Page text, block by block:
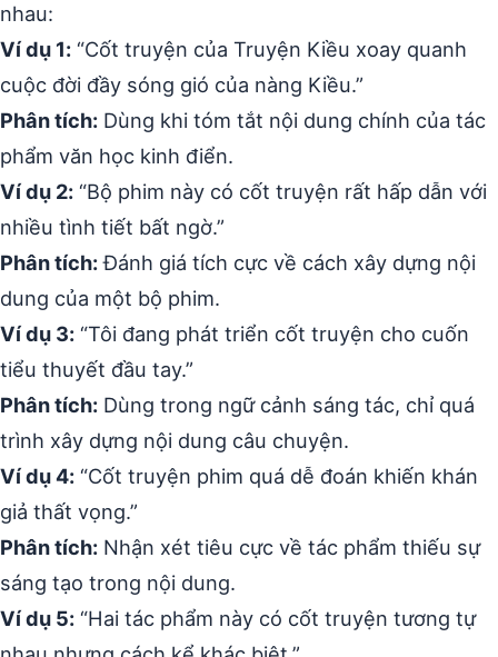
nhau:
Ví dụ 1: “Cốt truyện của Truyện Kiều xoay quanh
cuộc đời đầy sóng gió của nàng Kiều.”
Phân tích: Dùng khi tóm tắt nội dung chính của tác
phẩm văn học kinh điển.
Ví dụ 2: “Bộ phim này có cốt truyện rất hấp dẫn với
nhiều tình tiết bất ngờ.”
Phân tích:Đánh giá tích cực về cách xây dựng nội
dung của một bộ phim.
Ví dụ 3: “Tôi đang phát triển cốt truyện cho cuốn
tiểu thuyết đầu tay.”
Phân tích: Dùng trong ngữ cảnh sáng tác, chỉ quá
trình xây dựng nội dung câu chuyện.
Ví dụ 4: “Cốt truyện phim quá dễ đoán khiến khán
giả thất vọng.”
Phân tích: Nhận xét tiêu cực về tác phẩm thiếu sự
sáng tạo trong nội dung.
Ví dụ 5: “Hai tác phẩm này có cốt truyện tương tự